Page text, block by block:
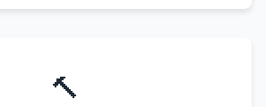
🔨